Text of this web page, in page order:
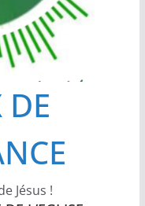
Jésus !